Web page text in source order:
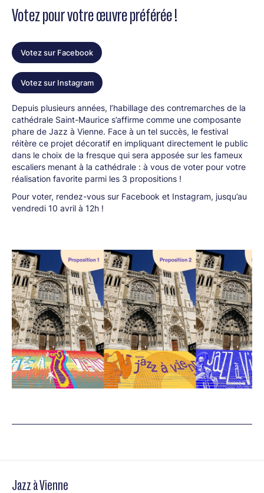
Votez pour votre œuvre préférée !
Votez sur Facebook
Votez sur Instagram
Depuis plusieurs années, l’habillage des contremarches de la
cathédrale Saint-Maurice s’affirme comme une composante
phare de Jazz à Vienne. Face à un tel succès, le festival
réitère ce projet décoratif en impliquant directement le public
dans le choix de la fresque qui sera apposée sur les fameux
escaliers menant à la cathédrale : à vous de voter pour votre
réalisation favorite parmi les 3 propositions !
Pour voter, rendez-vous sur Facebook et Instagram, jusqu’au
vendredi 10 avril à 12h !
Jazz à Vienne